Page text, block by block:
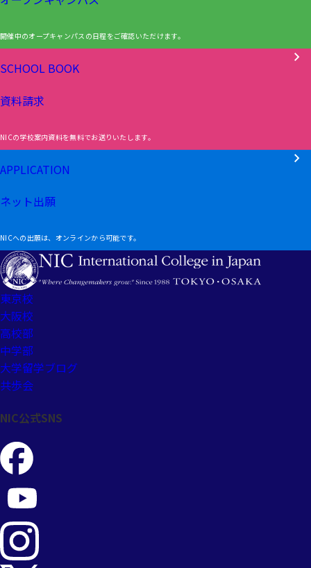
開催中のオープキャンパスの日程をご確認いただけます。
SCHOOL BOOK
資料請求
NICの学校案内資料を無料でお送りいたします。
APPLICATION
ネット出願
NICへの出願は、オンラインから可能です。
東京校
大阪校
高校部
中学部
大学留学ブログ
共歩会
NIC公式SNS